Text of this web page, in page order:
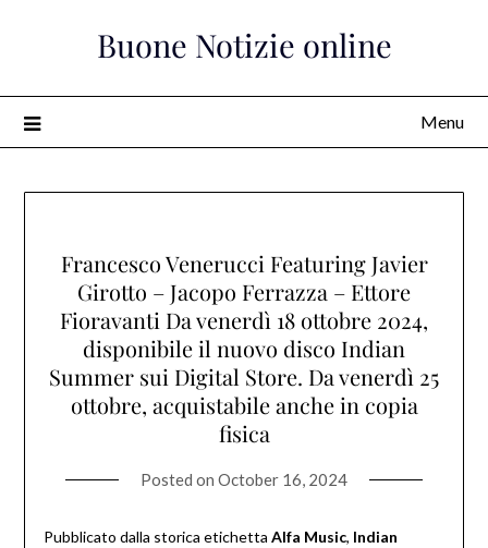
Buone Notizie online
Menu
Francesco Venerucci Featuring Javier
Girotto – Jacopo Ferrazza – Ettore
Fioravanti Da venerdì 18 ottobre 2024,
disponibile il nuovo disco Indian
Summer sui Digital Store. Da venerdì 25
ottobre, acquistabile anche in copia
fisica
Posted on October 16, 2024
Pubblicato dalla storica etichetta Alfa Music, Indian